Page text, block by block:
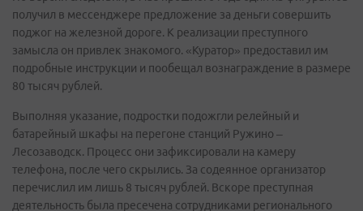
получил в мессенджере предложение за деньги совершить
поджог на железной дороге. К реализации преступного
замысла он привлек знакомого. «Куратор» предоставил им
подробные инструкции и пообещал вознаграждение в размере
80 тысяч рублей.
Выполняя указание, подростки подожгли релейный и
батарейный шкафы на перегоне станций Ружино –
Лесозаводск. Процесс они зафиксировали на камеру
телефона, после чего скрылись. За содеянное организатор
перечислил им лишь 8 тысяч рублей. Вскоре преступная
деятельность была пресечена сотрудниками регионального